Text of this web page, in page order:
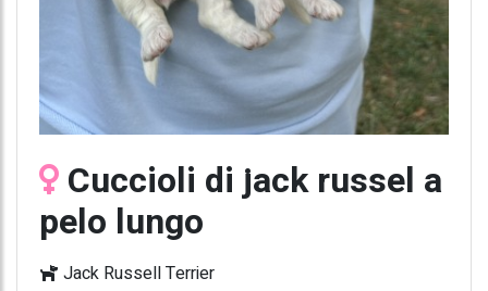
Cuccioli di jack russel a
pelo lungo
Jack Russell Terrier